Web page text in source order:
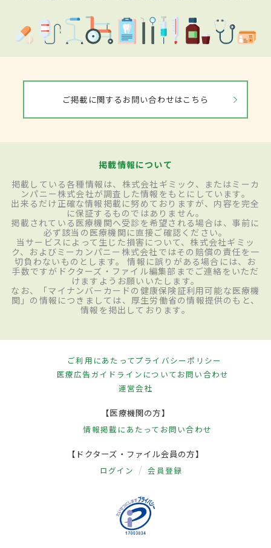
ご掲載に関するお問い合わせはこちら
掲載情報について
掲載している各種情報は、株式会社ギミック、またはミーカ
ンパニー株式会社が調査した情報をもとにしています。
出来るだけ正確な情報掲載に努めておりますが、内容を完全
に保証するものではありません。
掲載されている医療機関へ受診を希望される場合は、事前に
必ず該当の医療機関に直接ご確認ください。
当サービスによって生じた損害について、株式会社ギミッ
ク、およびミーカンパニー株式会社ではその賠償の責任を一
切負わないものとします。 情報に誤りがある場合には、お
手数ですがドクターズ・ファイル編集部までご連絡をいただ
けますようお願いいたします。
なお、「マイナンバーカードの健康保険証利用可能な医療機
関」の情報につきましては、厚生労働省の情報提供のもと、
情報を掲出しております。
ご利用にあたってプライバシーポリシー
医療広告ガイドラインについてお問い合わせ
運営会社
【医療機関の方】
情報掲載にあたって お問い合わせ
【ドクターズ・ファイル会員の方】
ログイン 会員登録